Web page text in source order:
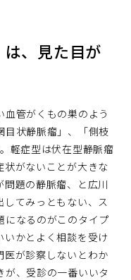
、見た目が
管がくもの巣のよう
目状静脈瘤」、「側枝
軽症型は伏在型静脈瘤
状がないことが大きな
題の静脈瘤、と広川
てみっともない、ス
になるのがこのタイプ
いかとよく相談を受け
医が診察しないとわか
が、受診の一番いいタ